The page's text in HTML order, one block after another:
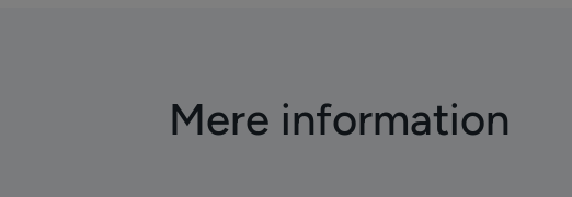
Mere information